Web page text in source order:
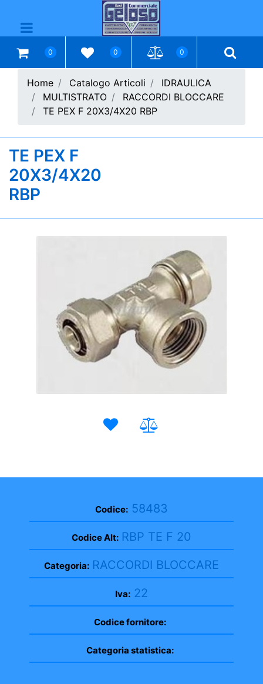
Open menu
0 0 0
Home Catalogo Articoli
IDRAULICA
MULTISTRATO
RACCORDI BLOCCARE
TE PEX F 20X3/4X20 RBP
TE PEX F
20X3/4X20
RBP
Codice: 58483
Codice Alt: RBP TE F 20
Categoria: RACCORDI BLOCCARE
Iva: 22
Codice fornitore:
Categoria statistica: